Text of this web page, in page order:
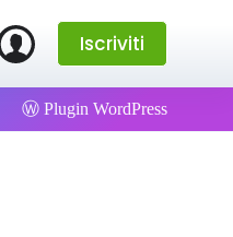
Iscriviti
Ⓦ Plugin WordPress